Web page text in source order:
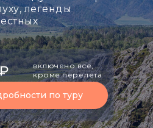
легенды
включено все,
кроме перелета
по туру